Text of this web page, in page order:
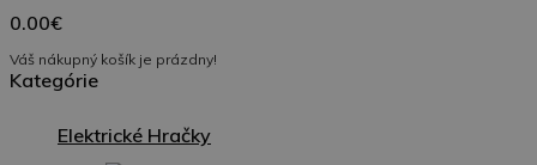
0.00€
Váš nákupný košík je prázdny!
Kategórie
Elektrické Hračky